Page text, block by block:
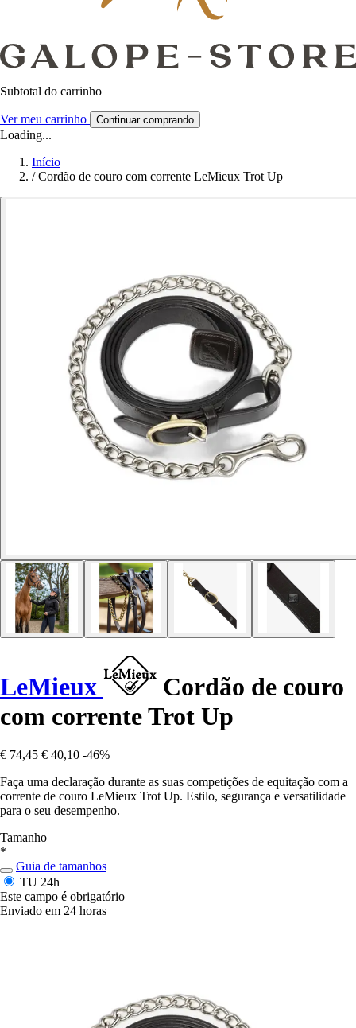
Subtotal do carrinho
Ver meu carrinho Continuar comprando
Loading...
Início
/ Cordão de couro com corrente LeMieux Trot Up
LeMieux
Cordão de couro
com corrente Trot Up
€ 74,45 € 40,10 -46%
Faça uma declaração durante as suas competições de equitação com a
corrente de couro LeMieux Trot Up. Estilo, segurança e versatilidade
para o seu desempenho.
Tamanho
*
Guia de tamanhos
TU 24h
Este campo é obrigatório
Enviado em 24 horas